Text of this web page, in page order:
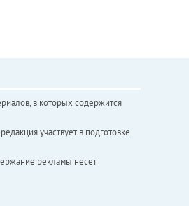
в которых содержится
участвует в подготовке
рекламы несет